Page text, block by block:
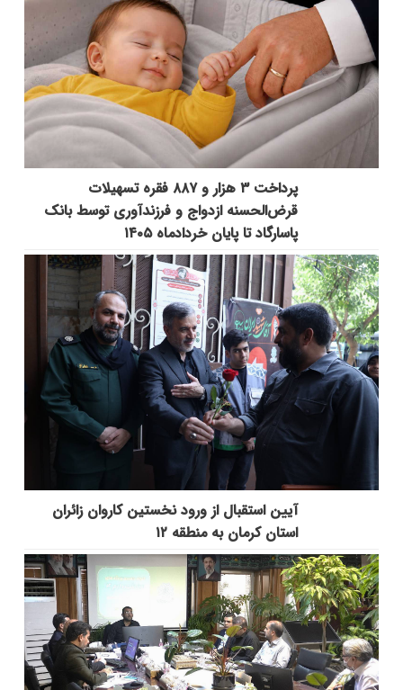
پرداخت ۳ هزار و ۸۸۷ فقره تسهیلات
قرض‌الحسنه ازدواج و فرزندآوری توسط بانک
پاسارگاد تا پایان خردادماه ۱۴۰۵
آیین استقبال از ورود نخستین کاروان زائران
استان کرمان به منطقه ۱۲